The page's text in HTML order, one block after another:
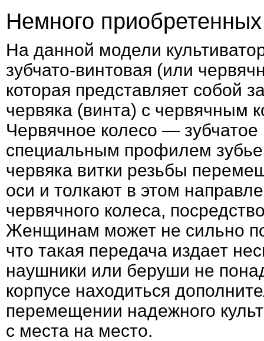
Немного
На данной модели
зубчато-винтовая (или
которая представляет собой
червяка (винта) с червячным
Червячное колесо — зубчатое
специальным профилем
червяка витки резьбы
оси и толкают в этом
червячного колеса,
Женщинам может не сильно
что такая передача издает
наушники или беруши не
корпусе находиться
перемещении надежного
с места на место.